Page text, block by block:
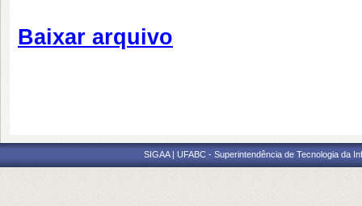
Baixar arquivo
SIGAA | UFABC - Superintendência de Tecnologia da